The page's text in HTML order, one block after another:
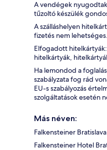
A vendégek
tűzoltó készülék
A szálláshelyen
fizetés nem lehetséges.
Elfogadott
hitelkártyák,
Ha lemondod a
szabályzata fog rád
EU-s szabályozás
szolgáltatások esetén
Más néven:
Falkensteiner Bratislava
Falkensteiner Hotel